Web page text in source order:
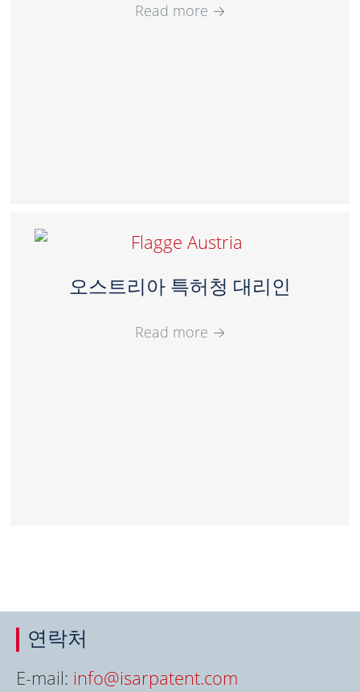
Read more →
오스트리아 특허청 대리인
Read more →
연락처
E-mail: info@isarpatent.com